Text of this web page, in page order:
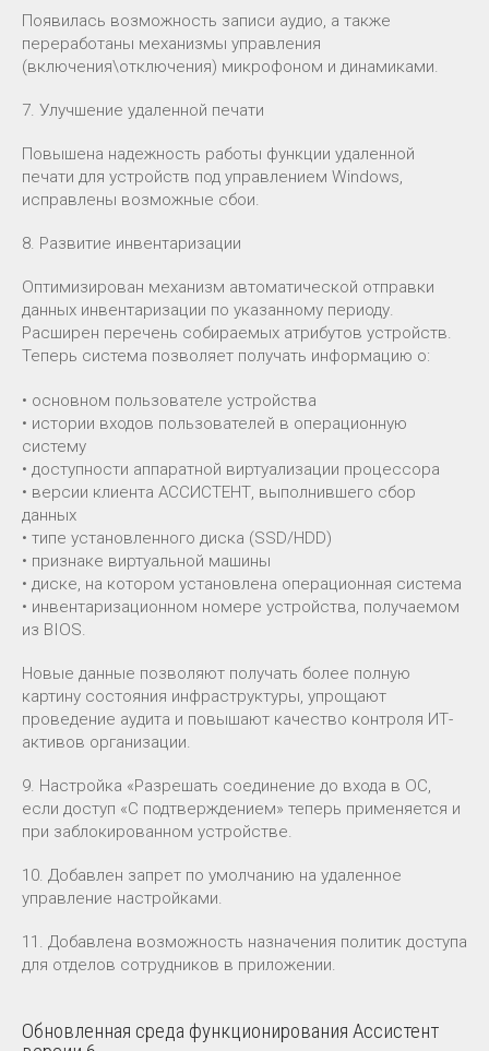
Появилась возможность записи аудио, а также
переработаны механизмы управления
(включения\отключения) микрофоном и динамиками.
7. Улучшение удаленной печати
Повышена надежность работы функции удаленной
печати для устройств под управлением Windows,
исправлены возможные сбои.
8. Развитие инвентаризации
Оптимизирован механизм автоматической отправки
данных инвентаризации по указанному периоду.
Расширен перечень собираемых атрибутов устройств.
Теперь система позволяет получать информацию о:
• основном пользователе устройства
• истории входов пользователей в операционную
систему
• доступности аппаратной виртуализации процессора
• версии клиента АССИСТЕНТ, выполнившего сбор
данных
• типе установленного диска (SSD/HDD)
• признаке виртуальной машины
• диске, на котором установлена операционная система
• инвентаризационном номере устройства, получаемом
из BIOS.
Новые данные позволяют получать более полную
картину состояния инфраструктуры, упрощают
проведение аудита и повышают качество контроля ИТ-
активов организации.
9. Настройка «Разрешать соединение до входа в ОС,
если доступ «С подтверждением» теперь применяется и
при заблокированном устройстве.
10. Добавлен запрет по умолчанию на удаленное
управление настройками.
11. Добавлена возможность назначения политик доступа
для отделов сотрудников в приложении.
Обновленная среда функционирования Ассистент